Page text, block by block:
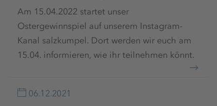
Am 15.04.2022 startet unser
Ostergewinnspiel auf unserem Instagram-
Kanal salzkumpel. Dort werden wir euch am
15.04. informieren, wie ihr teilnehmen könnt.
06.12.2021